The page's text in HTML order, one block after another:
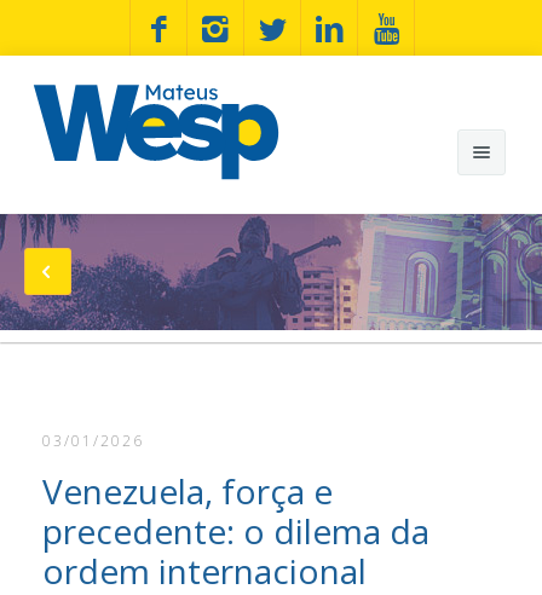
Mateus Wesp
Notícias
Artigos
Fotos
Vídeos
03/01/2026
Venezuela, força e
precedente: o dilema da
ordem internacional